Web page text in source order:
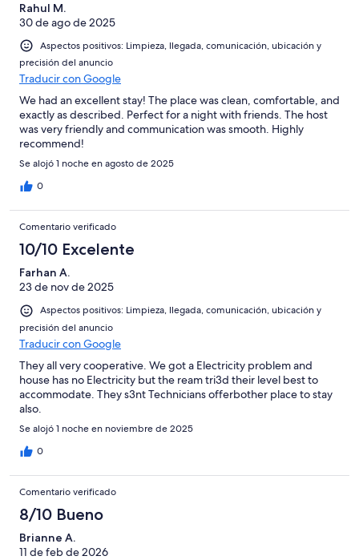
Rahul M.
30 de ago de 2025
Aspectos positivos: Limpieza, llegada, comunicación, ubicación y
precisión del anuncio
Traducir con Google
We had an excellent stay! The place was clean, comfortable, and
exactly as described. Perfect for a night with friends. The host
was very friendly and communication was smooth. Highly
recommend!
Se alojó 1 noche en agosto de 2025
0
Comentario verificado
10/10 Excelente
Farhan A.
23 de nov de 2025
Aspectos positivos: Limpieza, llegada, comunicación, ubicación y
precisión del anuncio
Traducir con Google
They all very cooperative. We got a Electricity problem and
house has no Electricity but the ream tri3d their level best to
accommodate. They s3nt Technicians offerbother place to stay
also.
Se alojó 1 noche en noviembre de 2025
0
Comentario verificado
8/10 Bueno
Brianne A.
11 de feb de 2026